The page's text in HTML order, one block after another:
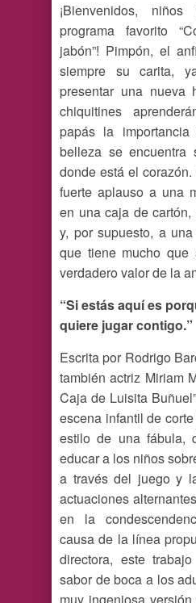
¡Bienvenidos,
programa favorito
jabón”! Pimpón, el
siempre su carita,
presentar una nueva
chiquitines
papás la
belleza se encuentra
donde está el
fuerte aplauso a una
en una caja de
y, por supuesto, a
que tiene mucho que
verdadero valor de la
“Si estás aquí es
quiere jugar contigo.”
Escrita por Rodrigo
también actriz Miriam
Caja de Luisita
escena infantil de
estilo de una fábula,
educar a los niños
a través del juego y
actuaciones
en la
causa de la línea
directora, este
sabor de boca a los